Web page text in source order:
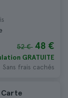
52 € 48 €
GRATUITE
Sans frais cachés
Carte